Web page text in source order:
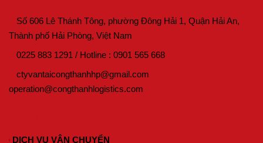
Số 606 Lê Thánh Tông, phường Đông Hải 1, Quận Hải An,
Thành phố Hải Phòng, Việt Nam
0225 883 1291 / Hotline : 0901 565 668
ctyvantaicongthanhhp@gmail.com
operation@congthanhlogistics.com
DỊCH VỤ VẬN CHUYỂN